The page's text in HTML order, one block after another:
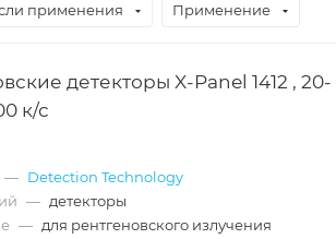
применения Применение
детекторы X-Panel 1412 , 20-
к/с
— Detection Technology
— детекторы
— для рентгеновского излучения